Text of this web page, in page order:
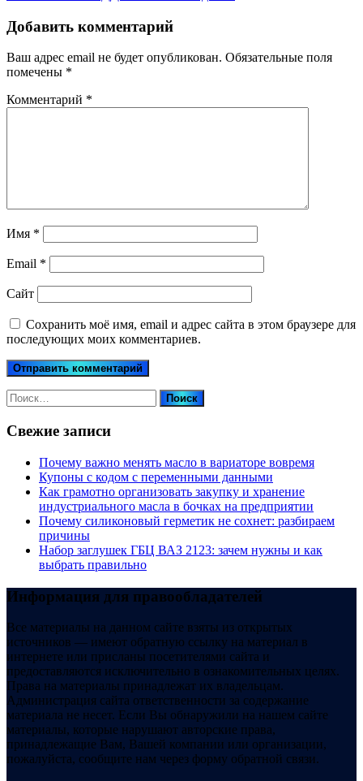
Добавить комментарий
Ваш адрес email не будет опубликован. Обязательные поля
помечены *
Комментарий *
Имя *
Email *
Сайт
Сохранить моё имя, email и адрес сайта в этом браузере для
последующих моих комментариев.
Найти:
Свежие записи
Почему важно менять масло в вариаторе вовремя
Купоны c кодом с переменными данными
Как грамотно организовать закупку и хранение
индустриального масла в бочках на предприятии
Почему силиконовый герметик не сохнет: разбираем
причины
Набор заглушек ГБЦ ВАЗ 2123: зачем нужны и как
выбрать правильно
Информация для правообладателей
Все материалы на данном сайте взяты из открытых
источников — имеют обратную ссылку на материал в
интернете или присланы посетителями сайта и
предоставляются исключительно в ознакомительных целях.
Права на материалы принадлежат их владельцам.
Администрация сайта ответственности за содержание
материала не несет. Если Вы обнаружили на нашем сайте
материалы, которые нарушают авторские права,
принадлежащие Вам, Вашей компании или организации,
пожалуйста, сообщите нам через форму обратной связи.